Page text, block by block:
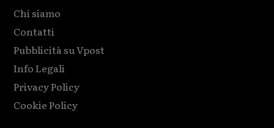
Chi siamo
Contatti
Pubblicità su Vpost
Info Legali
Privacy Policy
Cookie Policy